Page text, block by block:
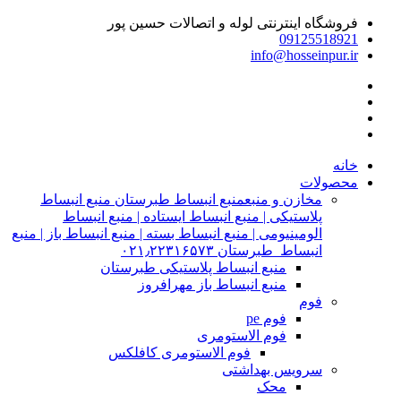
فروشگاه اینترنتی لوله و اتصالات حسین پور
09125518921
info@hosseinpur.ir
خانه
محصولات
مخازن و منبعمنبع انبساط طبرستان منبع انبساط
پلاستیکی | منبع انبساط ایستاده | منبع انبساط
الومینیومی | منبع انبساط بسته | منبع انبساط باز | منبع
انبساط طبرستان ۰۲۱٫۲۲۳۱۶۵۷۳
منبع انبساط پلاستیکی طبرستان
منبع انبساط باز مهرافروز
فوم
فوم pe
فوم الاستومری
فوم الاستومری کافلکس
سرویس بهداشتی
محک